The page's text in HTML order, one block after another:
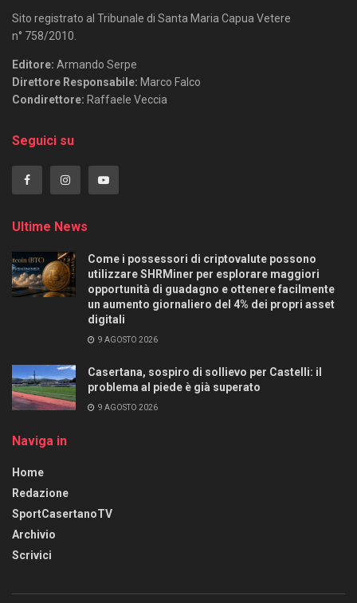
Sito registrato al Tribunale di Santa Maria Capua Vetere
n° 758/2010.
Editore: Armando Serpe
Direttore Responsabile: Marco Falco
Condirettore: Raffaele Veccia
Seguici su
Ultime News
Come i possessori di criptovalute possono
utilizzare SHRMiner per esplorare maggiori
opportunità di guadagno e ottenere facilmente
un aumento giornaliero del 4% dei propri asset
digitali
9 AGOSTO 2026
Casertana, sospiro di sollievo per Castelli: il
problema al piede è già superato
9 AGOSTO 2026
Naviga in
Home
Redazione
SportCasertanoTV
Archivio
Scrivici